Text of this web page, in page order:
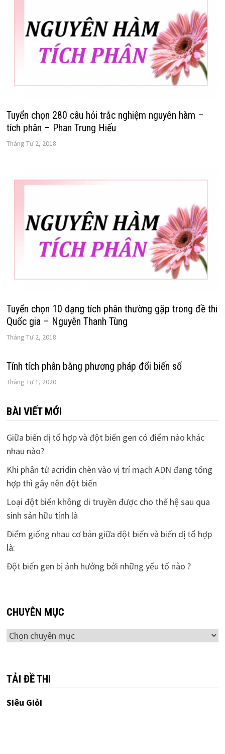
Tuyển chọn 280 câu hỏi trắc nghiệm nguyên hàm –
tích phân – Phan Trung Hiếu
Tháng Tư 2, 2018
Tuyển chọn 10 dạng tích phân thường gặp trong đề thi
Quốc gia – Nguyễn Thanh Tùng
Tháng Tư 2, 2018
Tính tích phân bằng phương pháp đổi biến số
Tháng Tư 1, 2020
BÀI VIẾT MỚI
Giữa biến dị tổ hợp và đột biến gen có điểm nào khác
nhau nào?
Khi phân tử acridin chèn vào vị trí mạch ADN đang tổng
hợp thì gây nên đột biến
Loại đột biến không di truyền được cho thế hệ sau qua
sinh sản hữu tính là
Điểm giống nhau cơ bản giữa đột biến và biến dị tổ hợp
là:
Đột biến gen bị ảnh hưởng bởi những yếu tố nào ?
CHUYÊN MỤC
Chuyên
TẢI ĐỀ THI
Siêu Giỏi